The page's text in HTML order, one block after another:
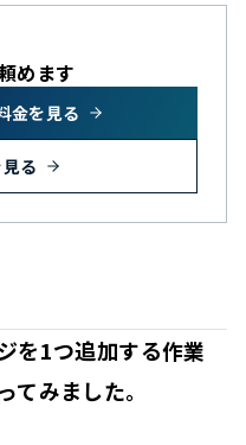
めます
金を見る
る
を1つ追加する作業
てみました。